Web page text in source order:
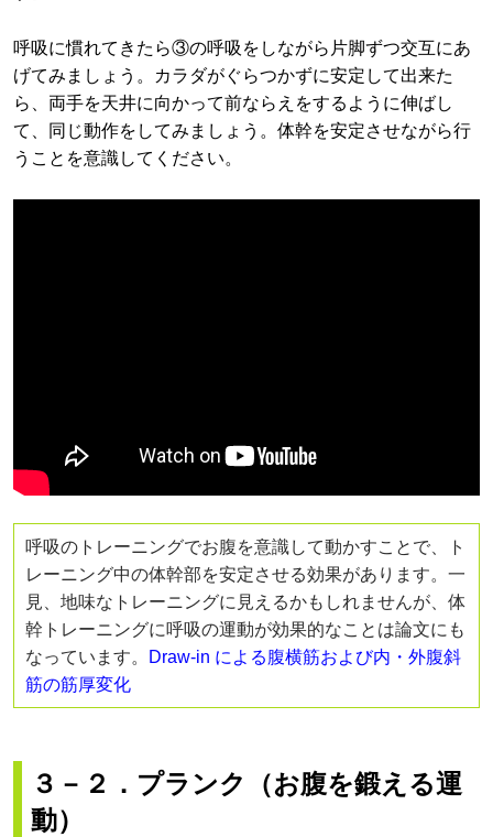
呼吸に慣れてきたら③の呼吸をしながら片脚ずつ交互にあ
げてみましょう。カラダがぐらつかずに安定して出来た
ら、両手を天井に向かって前ならえをするように伸ばし
て、同じ動作をしてみましょう。体幹を安定させながら行
うことを意識してください。
呼吸のトレーニングでお腹を意識して動かすことで、ト
レーニング中の体幹部を安定させる効果があります。一
見、地味なトレーニングに見えるかもしれませんが、体
幹トレーニングに呼吸の運動が効果的なことは論文にも
なっています。
Draw-in による腹横筋および内・外腹斜
筋の筋厚変化
３－２． プランク（お腹を鍛える運
動）